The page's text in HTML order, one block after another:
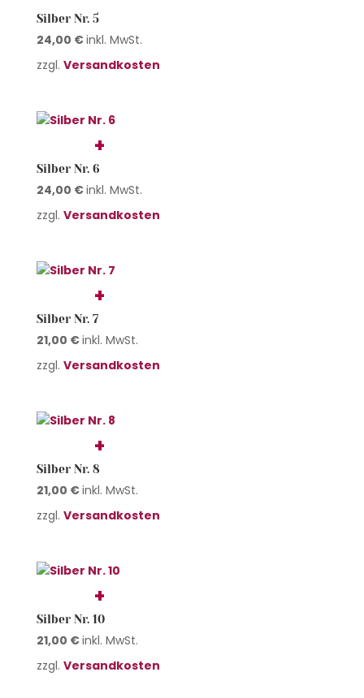
Silber Nr. 5
24,00 €inkl. MwSt.
zzgl. Versandkosten
Silber Nr. 6
24,00 €inkl. MwSt.
zzgl. Versandkosten
Silber Nr. 7
21,00 €inkl. MwSt.
zzgl. Versandkosten
Silber Nr. 8
21,00 €inkl. MwSt.
zzgl. Versandkosten
Silber Nr. 10
21,00 €inkl. MwSt.
zzgl. Versandkosten